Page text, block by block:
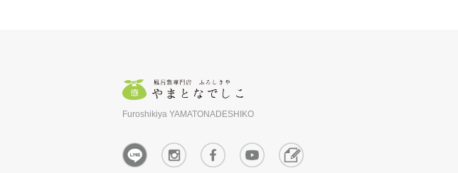
Furoshikiya YAMATONADESHIKO